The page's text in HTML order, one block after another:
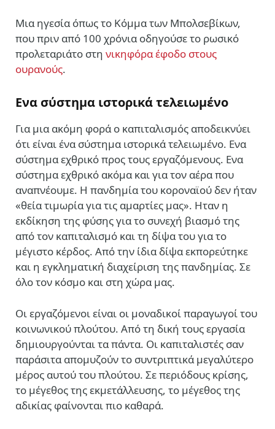
Μια ηγεσία όπως το Κόμμα των Μπολσεβίκων,
που πριν από 100 χρόνια οδηγούσε το ρωσικό
προλεταριάτο στη νικηφόρα έφοδο στους
ουρανούς.
Ενα σύστημα ιστορικά τελειωμένο
Για μια ακόμη φορά ο καπιταλισμός αποδεικνύει
ότι είναι ένα σύστημα ιστορικά τελειωμένο. Ενα
σύστημα εχθρικό προς τους εργαζόμενους. Ενα
σύστημα εχθρικό ακόμα και για τον αέρα που
αναπνέουμε. Η πανδημία του κοροναϊού δεν ήταν
«θεία τιμωρία για τις αμαρτίες μας». Ηταν η
εκδίκηση της φύσης για το συνεχή βιασμό της
από τον καπιταλισμό και τη δίψα του για το
μέγιστο κέρδος. Από την ίδια δίψα εκπορεύτηκε
και η εγκληματική διαχείριση της πανδημίας. Σε
όλο τον κόσμο και στη χώρα μας.
Οι εργαζόμενοι είναι οι μοναδικοί παραγωγοί του
κοινωνικού πλούτου. Από τη δική τους εργασία
δημιουργούνται τα πάντα. Οι καπιταλιστές σαν
παράσιτα απομυζούν το συντριπτικά μεγαλύτερο
μέρος αυτού του πλούτου. Σε περιόδους κρίσης,
το μέγεθος της εκμετάλλευσης, το μέγεθος της
αδικίας φαίνονται πιο καθαρά.